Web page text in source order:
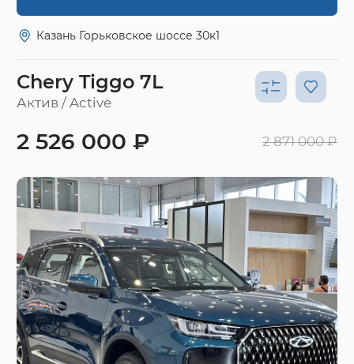
Казань Горьковское шоссе 30к1
Chery Tiggo 7L
Актив / Active
2 526 000 ₽ 2 871 000 ₽